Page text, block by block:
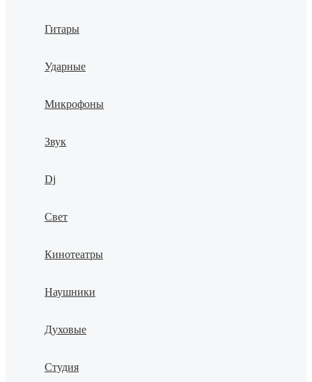
Гитары
Ударные
Микрофоны
Звук
Dj
Свет
Кинотеатры
Наушники
Духовые
Студия